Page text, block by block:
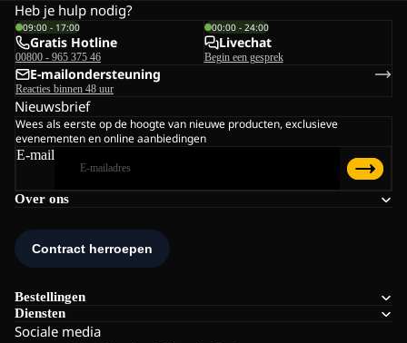
Over ons
Bestellingen
Diensten
Sociale media
Heb je hulp nodig?
09:00 - 17:00
Gratis Hotline
00800 - 965 375 46
00:00 - 24:00
Livechat
Begin een gesprek
E-mailondersteuning
Reacties binnen 48 uur
Nieuwsbrief
Wees als eerste op de hoogte van nieuwe producten, exclusieve
evenementen en online aanbiedingen
E-mail